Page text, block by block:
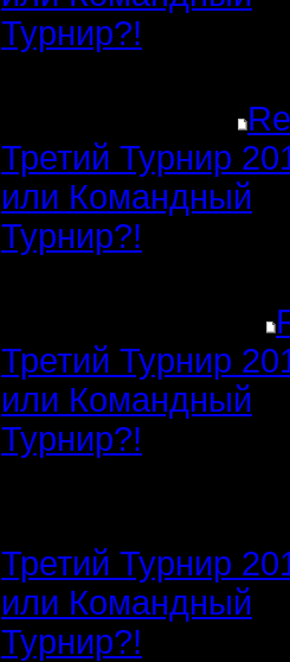
Турнир?!
Третий Турнир
или Командный
Турнир?!
Третий Турнир
или Командный
Турнир?!
Третий Турнир
или Командный
Турнир?!